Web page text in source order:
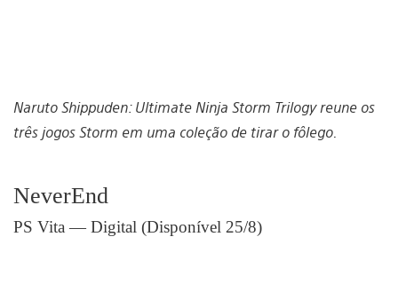
Naruto Shippuden: Ultimate Ninja Storm Trilogy reune os
três jogos Storm em uma coleção de tirar o fôlego.
NeverEnd
PS Vita — Digital (Disponível 25/8)